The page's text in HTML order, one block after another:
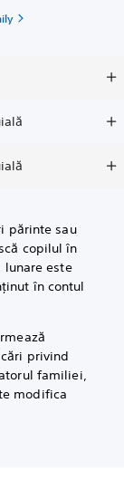
părinte sau
copilul în
este
în contul
privind
familiei,
modifica